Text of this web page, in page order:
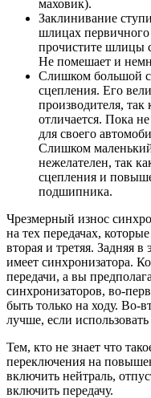
маховик).
Заклинивание
шлицах
прочистите шлицы
Не помешает и
Слишком большой
сцепления. Его
производителя, так
отличается. Пока
для своего
Слишком
нежелателен, так
сцепления и
подшипника.
Чрезмерный износ
на тех передачах,
вторая и третяя. Задняя в
имеет синхронизатора.
передачи, а вы
синхронизаторов, во-
быть только на ходу. Во-
лучше, если
Тем, кто не знает что
переключения на
включить нейтраль,
включить передачу.